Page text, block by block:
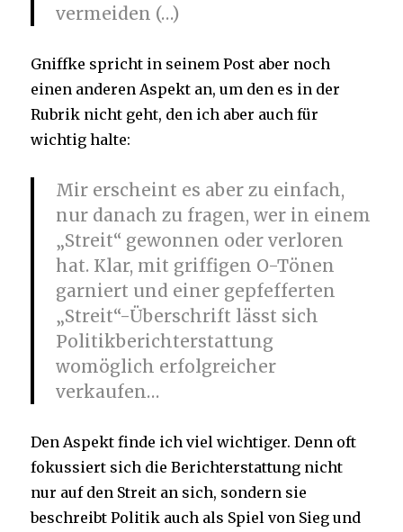
vermeiden (…)
Gniffke spricht in seinem Post aber noch
einen anderen Aspekt an, um den es in der
Rubrik nicht geht, den ich aber auch für
wichtig halte:
Mir erscheint es aber zu einfach,
nur danach zu fragen, wer in einem
„Streit“ gewonnen oder verloren
hat. Klar, mit griffigen O-Tönen
garniert und einer gepfefferten
„Streit“-Überschrift lässt sich
Politikberichterstattung
womöglich erfolgreicher
verkaufen…
Den Aspekt finde ich viel wichtiger. Denn oft
fokussiert sich die Berichterstattung nicht
nur auf den Streit an sich, sondern sie
beschreibt Politik auch als Spiel von Sieg und